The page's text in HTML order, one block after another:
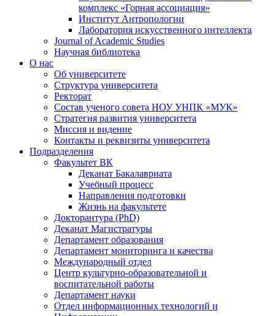
комплекс «Горная ассоциация»
Институт Антропологии
Лаборатория искусственного интеллекта
Journal of Academic Studies
Научная библиотека
О нас
Об университете
Структура университета
Ректорат
Состав ученого совета НОУ УНПК «МУК»
Стратегия развития университета
Миссия и видение
Контакты и реквизиты университета
Подразделения
Факультет ВК
Деканат Бакалавриата
Учебный процесс
Направления подготовки
Жизнь на факультете
Докторантура (PhD)
Деканат Магистратуры
Департамент образования
Департамент мониторинга и качества
Международный отдел
Центр культурно-образовательной и
воспитательной работы
Департамент науки
Отдел информационных технологий и